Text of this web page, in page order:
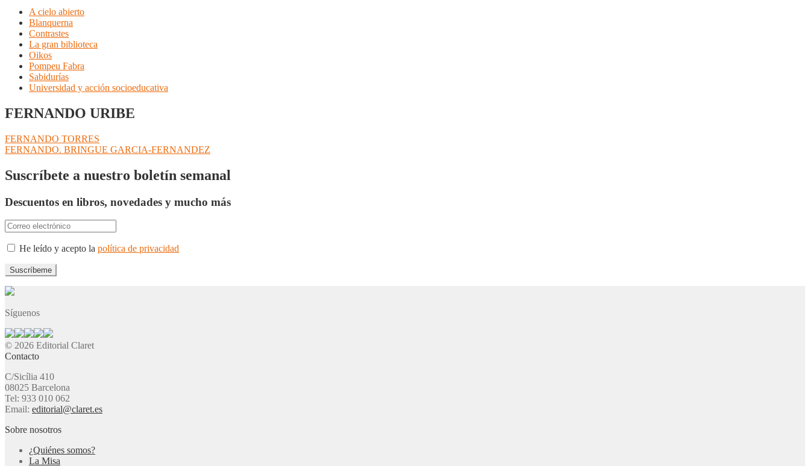
A cielo abierto
Blanquerna
Contrastes
La gran biblioteca
Oikos
Pompeu Fabra
Sabidurías
Universidad y acción socioeducativa
FERNANDO URIBE
Navegación
de
entradas
Anterior:
FERNANDO TORRES
Siguiente:
FERNANDO. BRINGUE GARCIA-FERNANDEZ
Suscríbete a nuestro boletín semanal
Descuentos en libros, novedades y mucho más
He leído y acepto la política de privacidad
Síguenos
© 2026 Editorial Claret
Contacto
C/Sicília 410
08025 Barcelona
Tel: 933 010 062
Email: editorial@claret.es
Sobre nosotros
¿Quiénes somos?
La Misa